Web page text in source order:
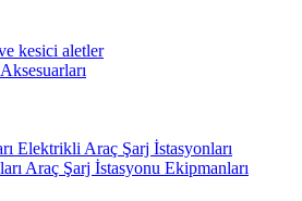
kesici aletler
Elektrikli Araç Şarj İstasyonları
Araç Şarj İstasyonu Ekipmanları